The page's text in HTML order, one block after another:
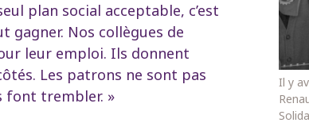
Il y
plan social acceptable, c’est
gagner. Nos collègues de
leur emploi. Ils donnent
Les patrons ne sont pas
font trembler. »